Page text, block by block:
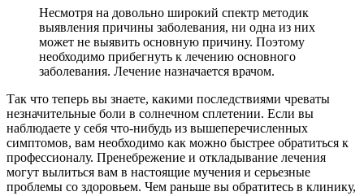
Несмотря на довольно широкий спектр методик
выявления причины заболевания, ни одна из них
может не выявить основную причину. Поэтому
необходимо прибегнуть к лечению основного
заболевания. Лечение назначается врачом.
Так что теперь вы знаете, какими последствиями чреваты
незначительные боли в солнечном сплетении. Если вы
наблюдаете у себя что-нибудь из вышеперечисленных
симптомов, вам необходимо как можно быстрее обратиться к
профессионалу. Пренебрежение и откладывание лечения
могут вылиться вам в настоящие мучения и серьезные
проблемы со здоровьем. Чем раньше вы обратитесь в клинику,